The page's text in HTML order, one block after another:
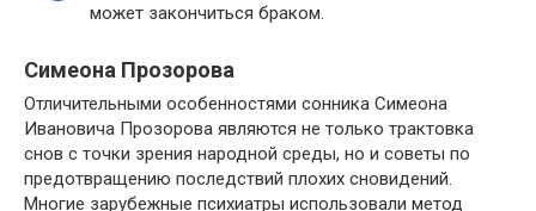
может закончиться браком.
Симеона Прозорова
Отличительными особенностями сонника Симеона
Ивановича Прозорова являются не только трактовка
снов с точки зрения народной среды, но и советы по
предотвращению последствий плохих сновидений.
Многие зарубежные психиатры использовали метод